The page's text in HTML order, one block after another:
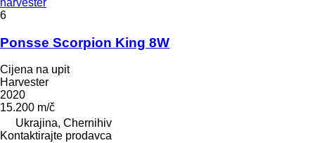
6
Ponsse Scorpion King 8W
Cijena na upit
Harvester
2020
15.200 m/č
Ukrajina, Chernihiv
Kontaktirajte prodavca